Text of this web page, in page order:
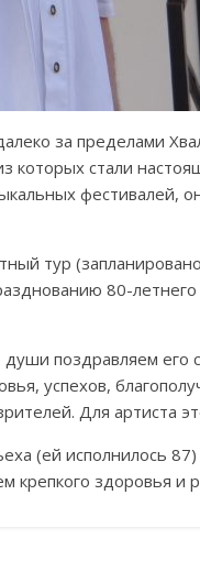
за пределами
которых стали
фестивалей,
тур
80-
поздравляем его
успехов,
Для артиста
(ей исполнилось
крепкого здоровья и